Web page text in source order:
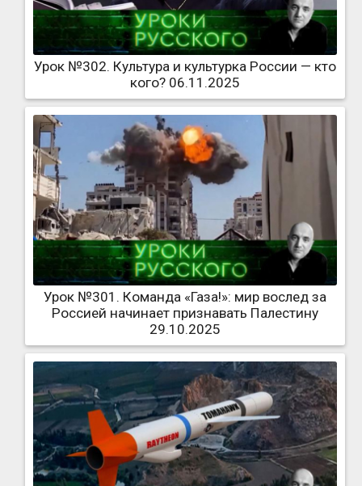
Урок №302. Культура и культурка России — кто
кого? 06.11.2025
Урок №301. Команда «Газа!»: мир вослед за
Россией начинает признавать Палестину
29.10.2025